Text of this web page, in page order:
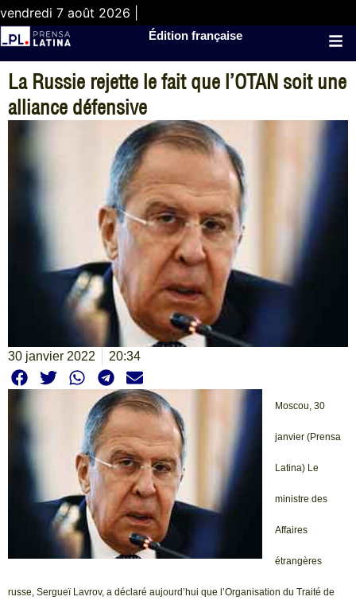
vendredi 7 août 2026 |
Édition française
La Russie rejette le fait que l’OTAN soit une
alliance défensive
30 janvier 2022 20:34
Moscou, 30
janvier (Prensa
Latina) Le
ministre des
Affaires
étrangères
russe, Sergueï Lavrov, a déclaré aujourd’hui que l’Organisation du Traité de